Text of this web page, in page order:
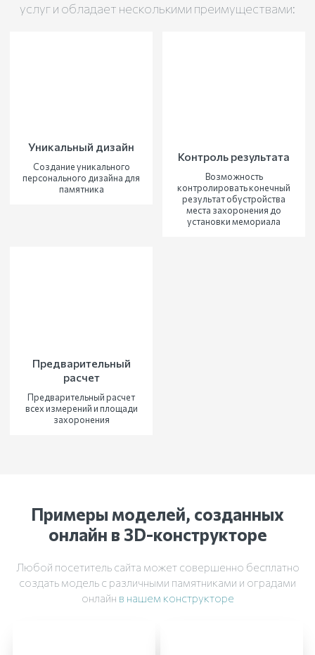
услуг и обладает несколькими преимуществами:
Уникальный дизайн
Создание уникального
персонального дизайна для
памятника
Контроль результата
Возможность
контролировать конечный
результат обустройства
места захоронения до
установки мемориала
Предварительный
расчет
Предварительный расчет
всех измерений и площади
захоронения
Примеры моделей, созданных
онлайн в 3D-конструкторе
Любой посетитель сайта может совершенно бесплатно
создать модель с различными памятниками и оградами
онлайн в нашем конструкторе